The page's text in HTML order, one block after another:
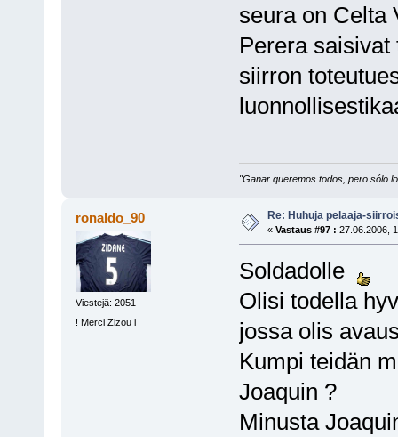
seura on Celta
Perera
siirron
"Ganar queremos todos, pero sólo
ronaldo_90
Viestejä: 2051
! Merci Zizou i
Re: Huhuja pelaaja-
« Vastaus #97 : 27.06.2006,
Soldadolle
Olisi todella
jossa olis
Kumpi teidän
Joaquin ?
Minusta